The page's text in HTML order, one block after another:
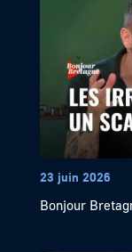
23 juin 2026
Bonjour